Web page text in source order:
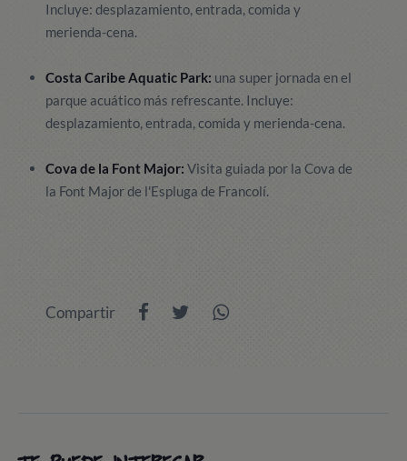
Incluye: desplazamiento, entrada, comida y
merienda-cena.
Costa Caribe Aquatic Park: una super jornada en el
parque acuático más refrescante. Incluye:
desplazamiento, entrada, comida y merienda-cena.
Cova de la Font Major: Visita guiada por la Cova de
la Font Major de l'Espluga de Francolí.
Compartir